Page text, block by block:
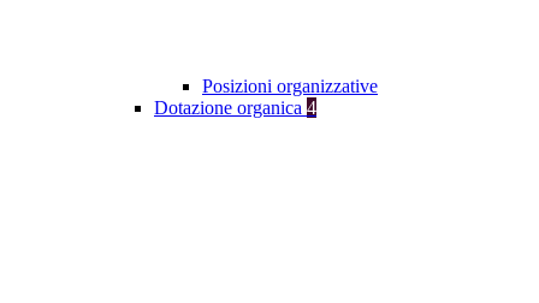
Posizioni organizzative
Dotazione organica 4